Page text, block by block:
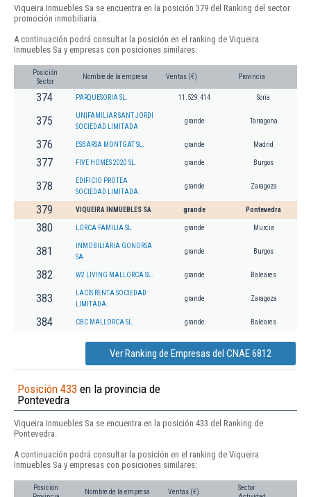
Viqueira Inmuebles Sa se encuentra en la posición 379 del Ranking del sector
promoción inmobiliaria.
A continuación podrá consultar la posición en el ranking de Viqueira
Inmuebles Sa y empresas con posiciones similares:
Posición
Sector
Nombre de la empresa Ventas (€) Provincia
374 PARQUESORIA SL. 11.529.414 Soria
375
UNIFAMILIAR SANT JORDI
SOCIEDAD LIMITADA
grande Tarragona
376 ESBARSA MONTGAT SL. grande Madrid
377 FIVE HOMES 2020 SL. grande Burgos
378
EDIFICIO PROTEA
SOCIEDAD LIMITADA.
grande Zaragoza
379 VIQUEIRA INMUEBLES SA grande Pontevedra
380 LORCA FAMILIA SL grande Murcia
381
INMOBILIARIA GONORSA
SA
grande Burgos
382 W2 LIVING MALLORCA SL. grande Baleares
383
LACIS RENTA SOCIEDAD
LIMITADA.
grande Zaragoza
384 CBC MALLORCA SL. grande Baleares
Ver Ranking de Empresas del CNAE 6812
Posición 433 en la provincia de
Pontevedra
Viqueira Inmuebles Sa se encuentra en la posición 433 del Ranking de
Pontevedra.
A continuación podrá consultar la posición en el ranking de Viqueira
Inmuebles Sa y empresas con posiciones similares:
Posición
Nombre de la empresa Ventas (€)
Sector